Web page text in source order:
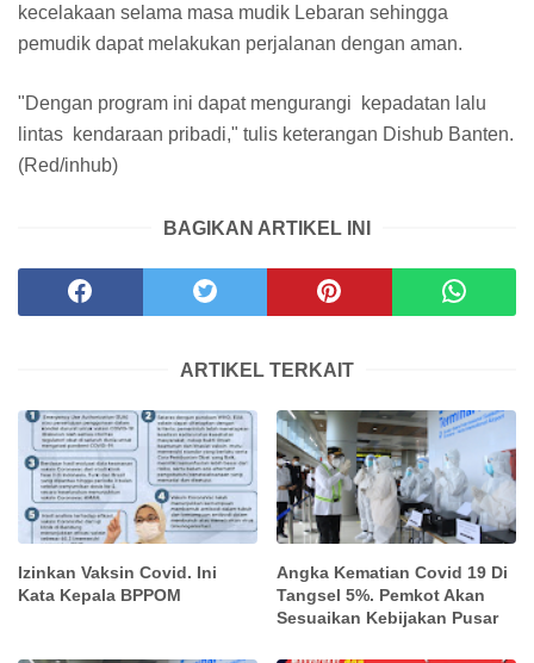
kecelakaan selama masa mudik Lebaran sehingga
pemudik dapat melakukan perjalanan dengan aman.
"Dengan program ini dapat mengurangi kepadatan lalu
lintas kendaraan pribadi," tulis keterangan Dishub Banten.
(Red/inhub)
BAGIKAN ARTIKEL INI
ARTIKEL TERKAIT
Izinkan Vaksin Covid. Ini
Kata Kepala BPPOM
Angka Kematian Covid 19 Di
Tangsel 5%. Pemkot Akan
Sesuaikan Kebijakan Pusar